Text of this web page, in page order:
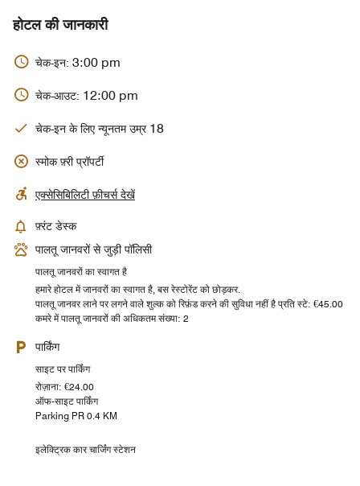
होटल की जानकारी
चेक-इन: 3:00 pm
चेक-आउट: 12:00 pm
चेक-इन के लिए न्यूनतम उम्र 18
स्मोक फ़्री प्रॉपर्टी
एक्सेसिबिलिटी फ़ीचर्स देखें
फ़्रंट डेस्क
पालतू जानवरों से जुड़ी पॉलिसी
पालतू जानवरों का स्वागत है
हमारे होटल में जानवरों का स्वागत है, बस रेस्टोरेंट को छोड़कर.
पालतू जानवर लाने पर लगने वाले शुल्क को रिफ़ंड करने की सुविधा नहीं है प्रति स्टे: €45.00
कमरे में पालतू जानवरों की अधिकतम संख्या: 2
पार्किंग
साइट पर पार्किंग
रोज़ाना: €24.00
ऑफ-साइट पार्किंग
Parking PR 0.4 KM
इलेक्ट्रिक कार चार्जिंग स्टेशन